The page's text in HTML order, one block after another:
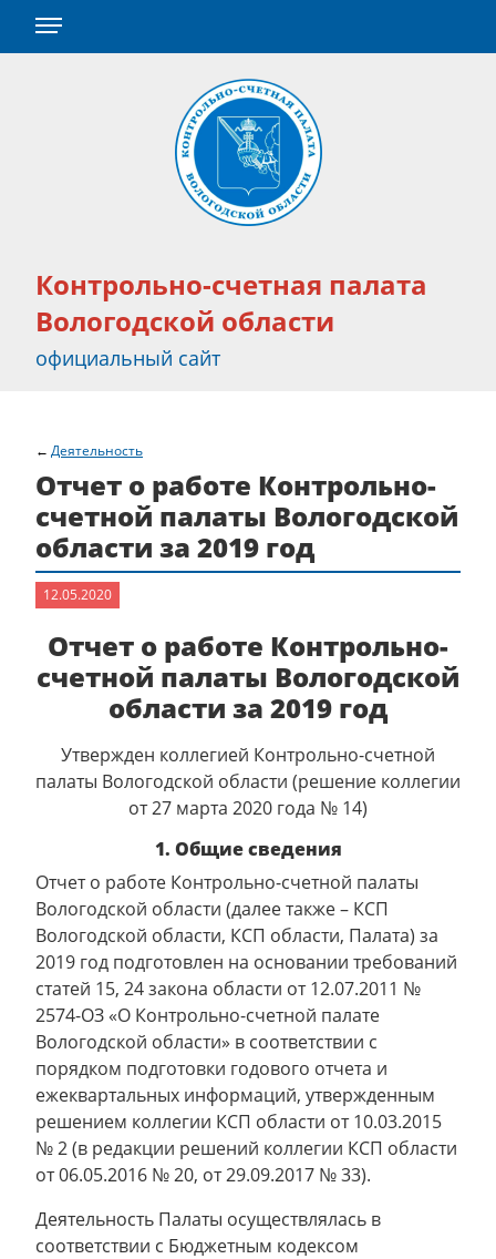
Контрольно-счетная палата
Вологодской области
официальный сайт
Деятельность
Отчет о работе Контрольно-
счетной палаты Вологодской
области за 2019 год
12.05.2020
Отчет о работе Контрольно-
счетной палаты Вологодской
области за 2019 год
Утвержден коллегией Контрольно-счетной
палаты Вологодской области (решение коллегии
от 27 марта 2020 года № 14)
1. Общие сведения
Отчет о работе Контрольно-счетной палаты
Вологодской области (далее также – КСП
Вологодской области, КСП области, Палата) за
2019 год подготовлен на основании требований
статей 15, 24 закона области от 12.07.2011 №
2574-ОЗ «О Контрольно-счетной палате
Вологодской области» в соответствии с
порядком подготовки годового отчета и
ежеквартальных информаций, утвержденным
решением коллегии КСП области от 10.03.2015
№ 2 (в редакции решений коллегии КСП области
от 06.05.2016 № 20, от 29.09.2017 № 33).
Деятельность Палаты осуществлялась в
соответствии с Бюджетным кодексом